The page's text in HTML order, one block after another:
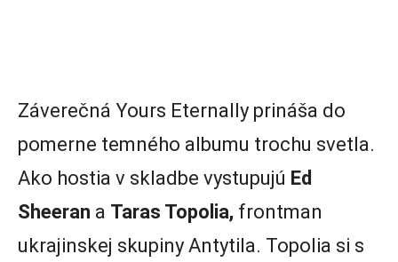
Záverečná Yours Eternally prináša do
pomerne temného albumu trochu svetla.
Ako hostia v skladbe vystupujú Ed
Sheeran a Taras Topolia, frontman
ukrajinskej skupiny Antytila. Topolia si s